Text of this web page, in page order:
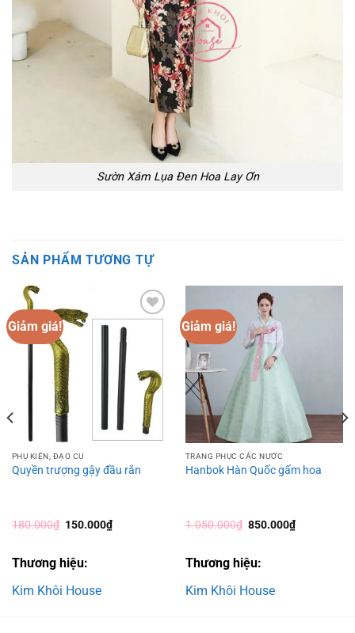
Sườn Xám Lụa Đen Hoa Lay Ơn
SẢN PHẨM TƯƠNG TỰ
Giảm giá!
PHỤ KIỆN, ĐẠO CỤ
Quyền trượng gậy đầu rắn
180.000₫ Giá
180.000₫.
150.000₫Giá
hiện
Thương hiệu:
Kim Khôi House
Giảm giá!
TRANG PHỤC CÁC NƯỚC
Hanbok Hàn Quốc gấm hoa
1.050.000₫ Giá
1.050.000₫.
850.000₫Giá
hiện
Thương hiệu:
Kim Khôi House